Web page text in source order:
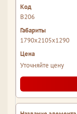
В206
1790x2105x1290
Уточняйте цену